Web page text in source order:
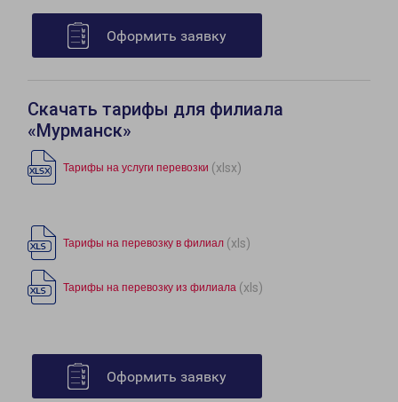
Оформить заявку
Скачать тарифы для филиала
«Мурманск»
Тарифы на услуги перевозки (xlsx)
Тарифы на перевозку в филиал (xls)
Тарифы на перевозку из филиала (xls)
Оформить заявку